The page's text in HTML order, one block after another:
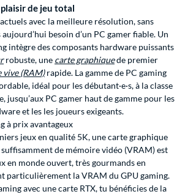
de jeu total
avec la meilleure résolution, sans
aujourd’hui besoin d’un PC gamer fiable. Un
intègre des composants hardware puissants
robuste, une carte graphiquede premier
vive (RAM)rapide. La gamme de PC gaming
idéal pour les débutant·e·s, à la classe
jusqu’aux PC gamer haut de gamme pour les
et les les joueurs exigeants.
à prix avantageux
jeux en qualité 5K, une carte graphique
suffisamment de mémoire vidéo (VRAM) est
en monde ouvert, très gourmands en
particulièrement la VRAM du GPU gaming.
avec une carte RTX, tu bénéficies de la